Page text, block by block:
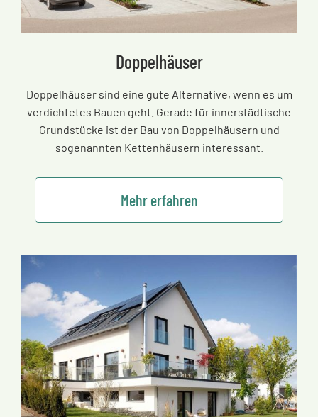
Doppelhäuser
Doppelhäuser sind eine gute Alternative, wenn es um
verdichtetes Bauen geht. Gerade für innerstädtische
Grundstücke ist der Bau von Doppelhäusern und
sogenannten Kettenhäusern interessant.
Mehr erfahren